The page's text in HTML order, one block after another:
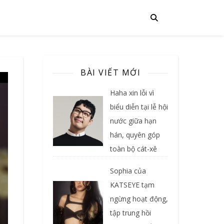
BÀI VIẾT MỚI
Haha xin lỗi vì
biểu diễn tại lễ hội
nước giữa hạn
hán, quyên góp
toàn bộ cát-xê
Sophia của
KATSEYE tạm
ngừng hoạt động,
tập trung hồi